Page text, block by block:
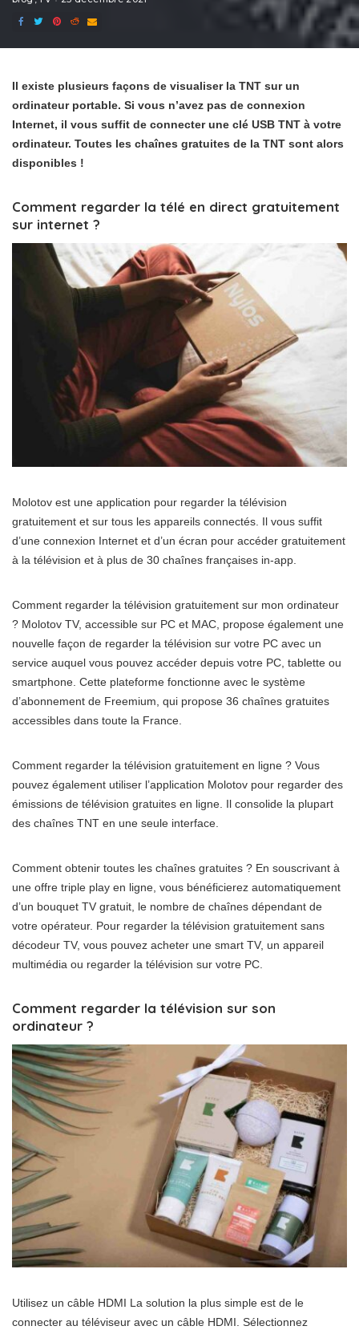
Il existe plusieurs façons de visualiser la TNT sur un
ordinateur portable. Si vous n’avez pas de connexion
Internet, il vous suffit de connecter une clé USB TNT à votre
ordinateur. Toutes les chaînes gratuites de la TNT sont alors
disponibles !
Comment regarder la télé en direct gratuitement
sur internet ?
Molotov est une application pour regarder la télévision
gratuitement et sur tous les appareils connectés. Il vous suffit
d’une connexion Internet et d’un écran pour accéder gratuitement
à la télévision et à plus de 30 chaînes françaises in-app.
Comment regarder la télévision gratuitement sur mon ordinateur
? Molotov TV, accessible sur PC et MAC, propose également une
nouvelle façon de regarder la télévision sur votre PC avec un
service auquel vous pouvez accéder depuis votre PC, tablette ou
smartphone. Cette plateforme fonctionne avec le système
d’abonnement de Freemium, qui propose 36 chaînes gratuites
accessibles dans toute la France.
Comment regarder la télévision gratuitement en ligne ? Vous
pouvez également utiliser l’application Molotov pour regarder des
émissions de télévision gratuites en ligne. Il consolide la plupart
des chaînes TNT en une seule interface.
Comment obtenir toutes les chaînes gratuites ? En souscrivant à
une offre triple play en ligne, vous bénéficierez automatiquement
d’un bouquet TV gratuit, le nombre de chaînes dépendant de
votre opérateur. Pour regarder la télévision gratuitement sans
décodeur TV, vous pouvez acheter une smart TV, un appareil
multimédia ou regarder la télévision sur votre PC.
Comment regarder la télévision sur son
ordinateur ?
Utilisez un câble HDMI La solution la plus simple est de le
connecter au téléviseur avec un câble HDMI. Sélectionnez